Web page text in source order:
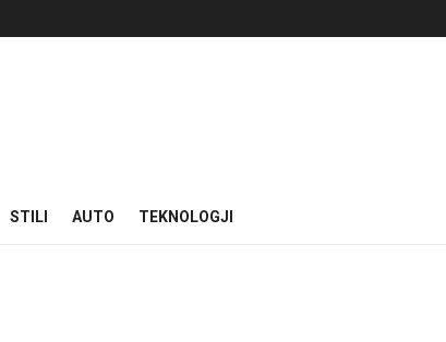
STILI AUTO TEKNOLOGJI